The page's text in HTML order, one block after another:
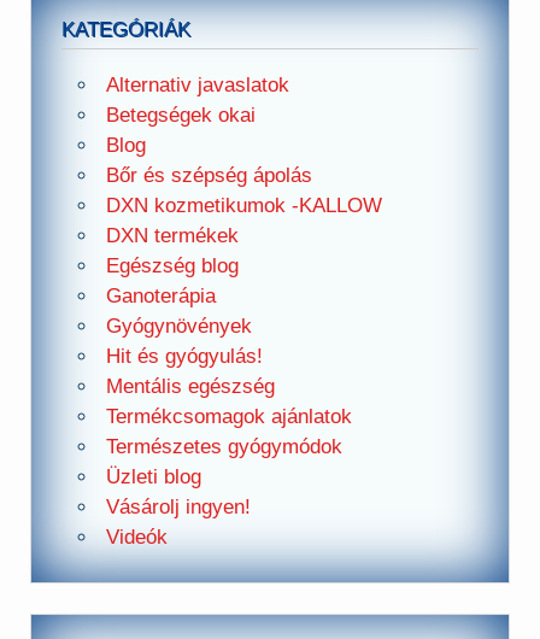
KATEGÓRIÁK
Alternativ javaslatok
Betegségek okai
Blog
Bőr és szépség ápolás
DXN kozmetikumok -KALLOW
DXN termékek
Egészség blog
Ganoterápia
Gyógynövények
Hit és gyógyulás!
Mentális egészség
Termékcsomagok ajánlatok
Természetes gyógymódok
Üzleti blog
Vásárolj ingyen!
Videók